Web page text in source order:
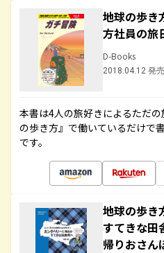
地球の歩き
方社員の旅
D-Books
2018.04.12 発売
本書は4人の旅好きによるただ
の歩き方』で働いているだけで
です。
地球の歩き
すてきな田
帰りおさん